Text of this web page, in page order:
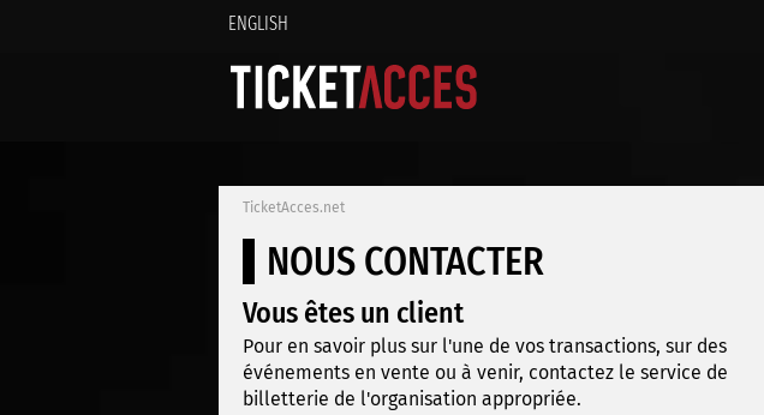
ENGLISH
TicketAcces.net
NOUS CONTACTER
Vous êtes un client
Pour en savoir plus sur l'une de vos transactions, sur des
événements en vente ou à venir, contactez le service de
billetterie de l'organisation appropriée.